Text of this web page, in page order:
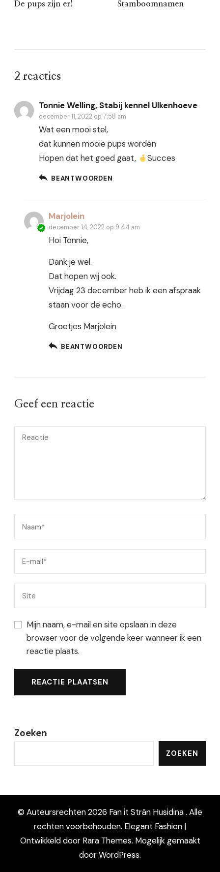
De pups zijn er! Stamboomnamen
2 reacties
Tonnie Welling, Stabij kennel Ulkenhoeve
december 11, 2022 op 7:58 am
Wat een mooi stel,
dat kunnen mooie pups worden
Hopen dat het goed gaat,
Succes
BEANTWOORDEN
Marjolein
december 14, 2022 op 9:44 am
Hoi Tonnie,
Dank je wel.
Dat hopen wij ook.
Vrijdag 23 december heb ik een afspraak
staan voor de echo.
Groetjes Marjolein
BEANTWOORDEN
Geef een reactie
Mijn naam, e-mail en site opslaan in deze
browser voor de volgende keer wanneer ik een
reactie plaats.
Zoeken
ZOEKEN
© Auteursrechten 2026 Fan it Strân Husidina. Alle
rechten voorbehouden. Elegant Fashion |
Ontwikkeld door Rara Themes. Mogelijk gemaakt
doorWordPress.